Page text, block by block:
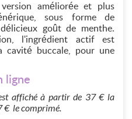
améliorée et plus
sous forme de
goût de menthe.
l'ingrédient actif est
cavité buccale, pour une
ligne
affiché à partir de 37 € la
€ le comprimé.